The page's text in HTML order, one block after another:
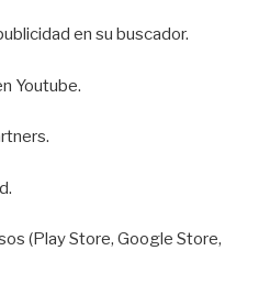
en su buscador.
Youtube.
(Play Store, Google Store,